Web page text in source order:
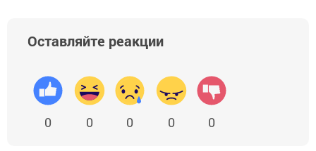
Оставляйте реакции
0 0 0 0 0